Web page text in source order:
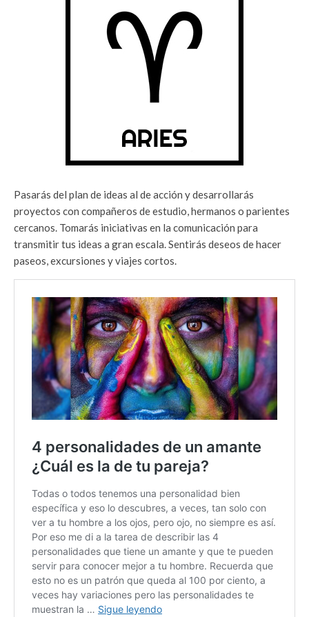
Pasarás del plan de ideas al de acción y desarrollarás
proyectos con compañeros de estudio, hermanos o parientes
cercanos. Tomarás iniciativas en la comunicación para
transmitir tus ideas a gran escala. Sentirás deseos de hacer
paseos, excursiones y viajes cortos.